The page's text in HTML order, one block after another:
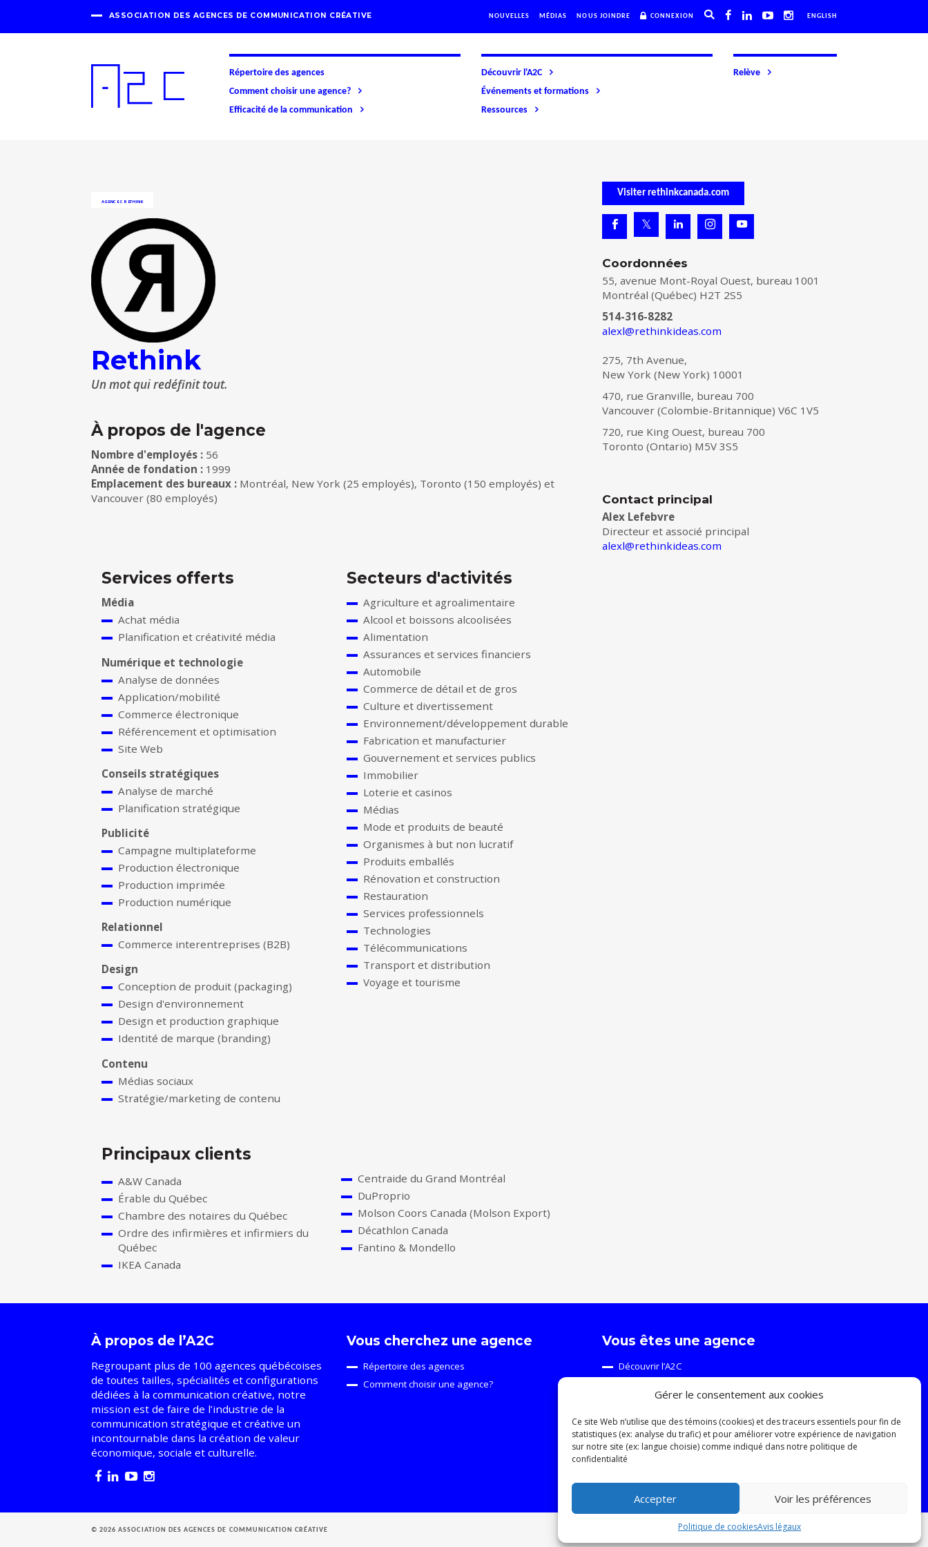
Gérer le consentement aux cookies
Ce site Web n’utilise que des témoins (cookies) et des traceurs essentiels pour fin de
statistiques (ex: analyse du trafic) et pour améliorer votre expérience de navigation
sur notre site (ex: langue choisie) comme indiqué dans notre politique de
confidentialité
Accepter Voir les préférences
Politique de cookiesAvis légaux
ASSOCIATION DES AGENCES DE COMMUNICATION CRÉATIVE NOUVELLES MÉDIAS NOUS JOINDRE CONNEXION ENGLISH
Répertoire des agences
Comment choisir une agence?
Efficacité de la communication
Découvrir l'A2C
Événements et formations
Ressources
Relève
AGENCES RETHINK
Rethink
Un mot qui redéfinit tout.
À propos de l'agence
Nombre d'employés : 56
Année de fondation : 1999
Emplacement des bureaux : Montréal, New York (25 employés), Toronto (150 employés) et
Vancouver (80 employés)
Services offerts
Média
Achat média
Planification et créativité média
Numérique et technologie
Analyse de données
Application/mobilité
Commerce électronique
Référencement et optimisation
Site Web
Conseils stratégiques
Analyse de marché
Planification stratégique
Publicité
Campagne multiplateforme
Production électronique
Production imprimée
Production numérique
Relationnel
Commerce interentreprises (B2B)
Design
Conception de produit (packaging)
Design d'environnement
Design et production graphique
Identité de marque (branding)
Contenu
Médias sociaux
Stratégie/marketing de contenu
Secteurs d'activités
Agriculture et agroalimentaire
Alcool et boissons alcoolisées
Alimentation
Assurances et services financiers
Automobile
Commerce de détail et de gros
Culture et divertissement
Environnement/développement durable
Fabrication et manufacturier
Gouvernement et services publics
Immobilier
Loterie et casinos
Médias
Mode et produits de beauté
Organismes à but non lucratif
Produits emballés
Rénovation et construction
Restauration
Services professionnels
Technologies
Télécommunications
Transport et distribution
Voyage et tourisme
Principaux clients
A&W Canada
Érable du Québec
Chambre des notaires du Québec
Ordre des infirmières et infirmiers du
Québec
IKEA Canada
Centraide du Grand Montréal
DuProprio
Molson Coors Canada (Molson Export)
Décathlon Canada
Fantino & Mondello
Visiter rethinkcanada.com
Coordonnées
55, avenue Mont-Royal Ouest, bureau 1001
Montréal (Québec) H2T 2S5
514-316-8282
alexl@rethinkideas.com
275, 7th Avenue,
New York (New York) 10001
470, rue Granville, bureau 700
Vancouver (Colombie-Britannique) V6C 1V5
720, rue King Ouest, bureau 700
Toronto (Ontario) M5V 3S5
Contact principal
Alex Lefebvre
Directeur et associé principal
alexl@rethinkideas.com
À propos de l’A2C
Regroupant plus de 100 agences québécoises
de toutes tailles, spécialités et configurations
dédiées à la communication créative, notre
mission est de faire de l’industrie de la
communication stratégique et créative un
incontournable dans la création de valeur
économique, sociale et culturelle.
Vous cherchez une agence
Répertoire des agences
Comment choisir une agence?
Vous êtes une agence
Découvrir l’A2C
Ressources
Relève
© 2026 ASSOCIATION DES AGENCES DE COMMUNICATION CRÉATIVE AVIS LÉGAUX PLAN DU SITE